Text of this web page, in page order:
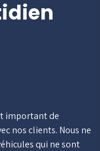
important de
nos clients. Nous ne
qui ne sont